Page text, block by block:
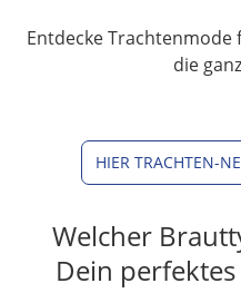
Entdecke
die
HIER TRACHTEN-
Welcher
Dein